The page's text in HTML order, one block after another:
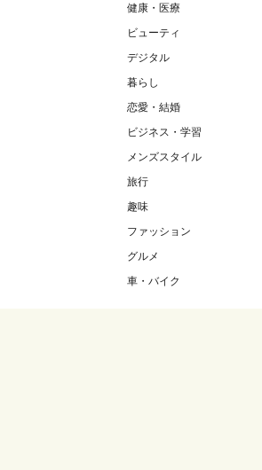
健康・医療
ビューティ
デジタル
暮らし
恋愛・結婚
ビジネス・学習
メンズスタイル
旅行
趣味
ファッション
グルメ
車・バイク